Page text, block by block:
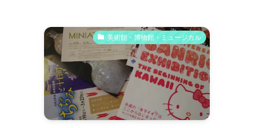
美術館・博物館・ミュージカル